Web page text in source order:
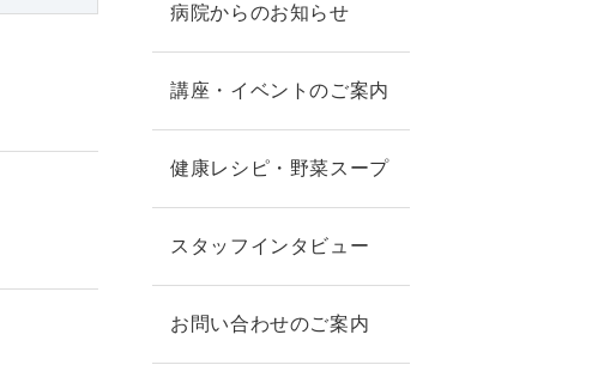
病院からのお知らせ
講座・イベントのご案内
健康レシピ・野菜スープ
スタッフインタビュー
お問い合わせのご案内